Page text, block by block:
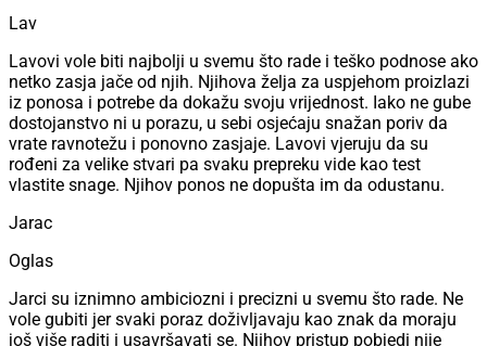
Lav
Lavovi vole biti najbolji u svemu što rade i teško podnose ako
netko zasja jače od njih. Njihova želja za uspjehom proizlazi
iz ponosa i potrebe da dokažu svoju vrijednost. Iako ne gube
dostojanstvo ni u porazu, u sebi osjećaju snažan poriv da
vrate ravnotežu i ponovno zasjaje. Lavovi vjeruju da su
rođeni za velike stvari pa svaku prepreku vide kao test
vlastite snage. Njihov ponos ne dopušta im da odustanu.
Jarac
Oglas
Jarci su iznimno ambiciozni i precizni u svemu što rade. Ne
vole gubiti jer svaki poraz doživljavaju kao znak da moraju
još više raditi i usavršavati se. Njihov pristup pobjedi nije